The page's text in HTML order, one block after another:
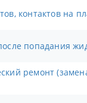
контактов на
попадания